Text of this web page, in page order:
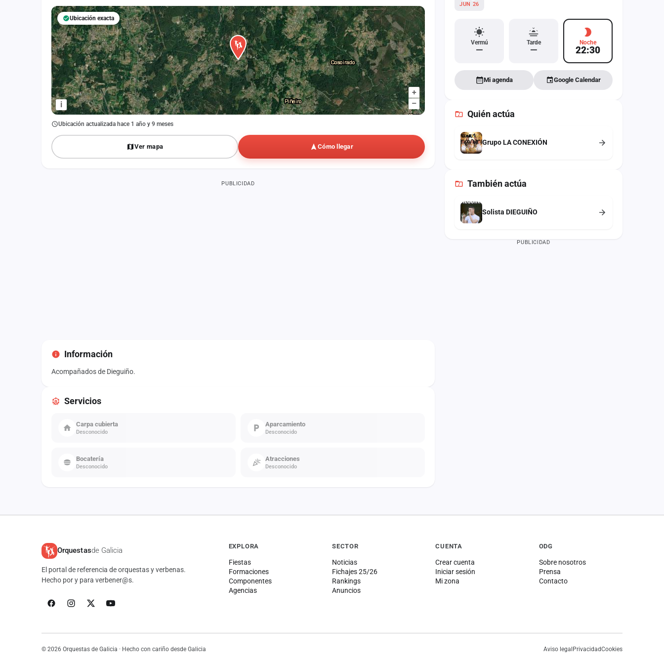
+
–
i
Ubicación exacta
Ubicación actualizada hace 1 año y 9 meses
Ver mapa Cómo llegar
PUBLICIDAD
Información
Acompañados de Dieguiño.
Servicios
Carpa cubierta
Desconocido
Aparcamiento
Desconocido
Bocatería
Desconocido
Atracciones
Desconocido
JUN 26
Vermú
—
Tarde
—
Noche
22:30
Mi agenda Google Calendar
Quién actúa
Grupo LA CONEXIÓN
Tambiénactúa
Solista DIEGUIÑO
PUBLICIDAD
Orquestasde Galicia
El portal de referencia de orquestas y verbenas.
Hecho por y para verbener@s.
EXPLORA
Fiestas
Formaciones
Componentes
Agencias
SECTOR
Noticias
Fichajes 25/26
Rankings
Anuncios
CUENTA
Crear cuenta
Iniciar sesión
Mi zona
ODG
Sobre nosotros
Prensa
Contacto
© 2026 Orquestas de Galicia · Hecho con cariño desde Galicia Aviso legalPrivacidadCookies
Iniciar sesión
Crear cuenta
Administración